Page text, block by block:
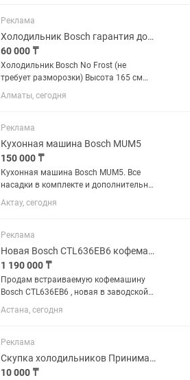
Реклама
Холодильник Bosch гарантия доставка
60 000 ₸
Холодильник Bosch No Frost (не
требует разморозки) Высота 165 см
Ширина 70 см Глубина 60 см ✅
Продажа б/у холодильников с
магазина и мастера с более чем 10
летним...
Алматы, сегодня
Реклама
Кухонная машина Bosch MUM5
150 000 ₸
Кухонная машина Bosch MUM5. Все
насадки в комплекте и дополнительно
насадки для лазаньи ( тесто раскатка
для жаймы) и лапшерезка
Актау, сегодня
Реклама
Новая Bosch CTL636EB6 кофемашина, гарантия 12 мес, рассрочка
1 190 000 ₸
Продам встраиваемую кофемашину
Bosch CTL636EB6 , новая в заводской
коробке, гарантия 12 мес. Возможна
оплата в рассрочку через Каспи.
управление, осуществляемое с...
Астана, сегодня
Реклама
Скупка холодильников Принимаем Холодильники
10 000 ₸